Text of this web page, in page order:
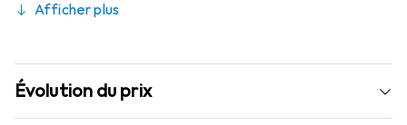
Afficher plus
Évolution du prix